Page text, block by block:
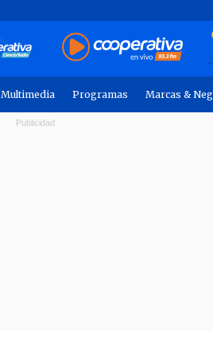
Multimedia Programas Marcas &